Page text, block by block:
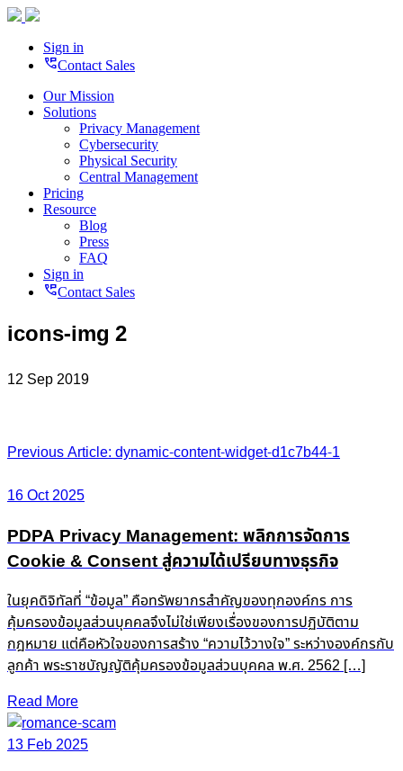
Sign in
perm_phone_msgContact Sales
Our Mission
Solutions
Privacy Management
Cybersecurity
Physical Security
Central Management
Pricing
Resource
Blog
Press
FAQ
Sign in
perm_phone_msgContact Sales
icons-img 2
12 Sep 2019
Post
navigation
Previous Article: dynamic-content-widget-d1c7b44-1
16 Oct 2025
PDPA Privacy Management: พลิกการจัดการ
Cookie & Consent สู่ความได้เปรียบทางธุรกิจ
ในยุคดิจิทัลที่ “ข้อมูล” คือทรัพยากรสำคัญของทุกองค์กร การ
คุ้มครองข้อมูลส่วนบุคคลจึงไม่ใช่เพียงเรื่องของการปฏิบัติตาม
กฎหมาย แต่คือหัวใจของการสร้าง “ความไว้วางใจ” ระหว่างองค์กรกับ
ลูกค้า พระราชบัญญัติคุ้มครองข้อมูลส่วนบุคคล พ.ศ. 2562 […]
Read More
13 Feb 2025